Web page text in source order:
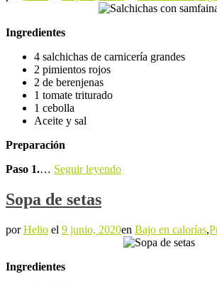
Ingredientes
4 salchichas de carnicería grandes
2 pimientos rojos
2 de berenjenas
1 tomate triturado
1 cebolla
Aceite y sal
Preparación
Paso 1.… Seguir leyendo
Sopa de setas
porHelio el 9 junio, 2020en Bajo en calorías,
Ingredientes